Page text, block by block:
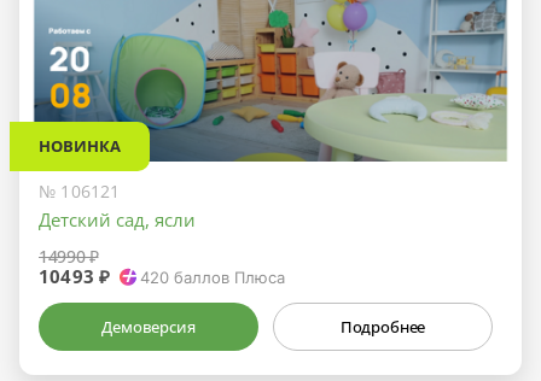
НОВИНКА
№ 106121
Детский сад, ясли
14990 ₽
10493 ₽ 420 баллов Плюса
Демоверсия Подробнее